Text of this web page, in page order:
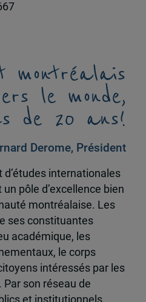
montréalais
le monde,
de 20 ans!
Derome, Président
d’études internationales
pôle d’excellence bien
montréalaise. Les
ses constituantes
académique, les
le corps
intéressés par les
son réseau de